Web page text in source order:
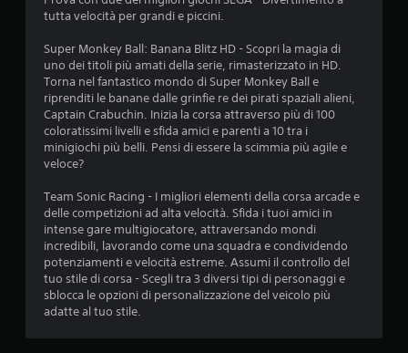
d
i
0
3
s
e
tutta velocità per grandi e piccini.
Super Monkey Ball: Banana Blitz HD - Scopri la magia di
uno dei titoli più amati della serie, rimasterizzato in HD.
Torna nel fantastico mondo di Super Monkey Ball e
riprenditi le banane dalle grinfie re dei pirati spaziali alieni,
Captain Crabuchin. Inizia la corsa attraverso più di 100
coloratissimi livelli e sfida amici e parenti a 10 tra i
minigiochi più belli. Pensi di essere la scimmia più agile e
veloce?
Team Sonic Racing - I migliori elementi della corsa arcade e
delle competizioni ad alta velocità. Sfida i tuoi amici in
intense gare multigiocatore, attraversando mondi
incredibili, lavorando come una squadra e condividendo
potenziamenti e velocità estreme. Assumi il controllo del
tuo stile di corsa - Scegli tra 3 diversi tipi di personaggi e
sblocca le opzioni di personalizzazione del veicolo più
adatte al tuo stile.